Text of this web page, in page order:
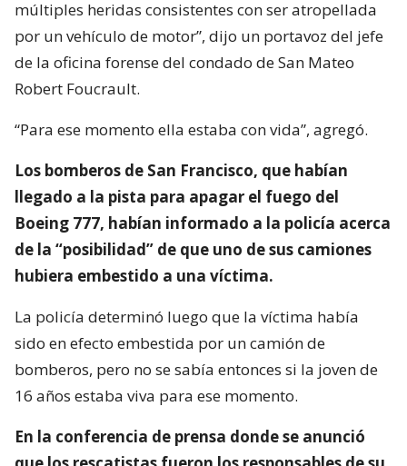
múltiples heridas consistentes con ser atropellada
por un vehículo de motor”, dijo un portavoz del jefe
de la oficina forense del condado de San Mateo
Robert Foucrault.
“Para ese momento ella estaba con vida”, agregó.
Los bomberos de San Francisco, que habían
llegado a la pista para apagar el fuego del
Boeing 777, habían informado a la policía acerca
de la “posibilidad” de que uno de sus camiones
hubiera embestido a una víctima.
La policía determinó luego que la víctima había
sido en efecto embestida por un camión de
bomberos, pero no se sabía entonces si la joven de
16 años estaba viva para ese momento.
En la conferencia de prensa donde se anunció